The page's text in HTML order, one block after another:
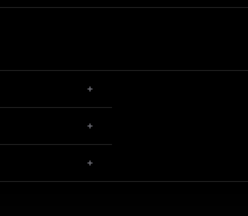
el